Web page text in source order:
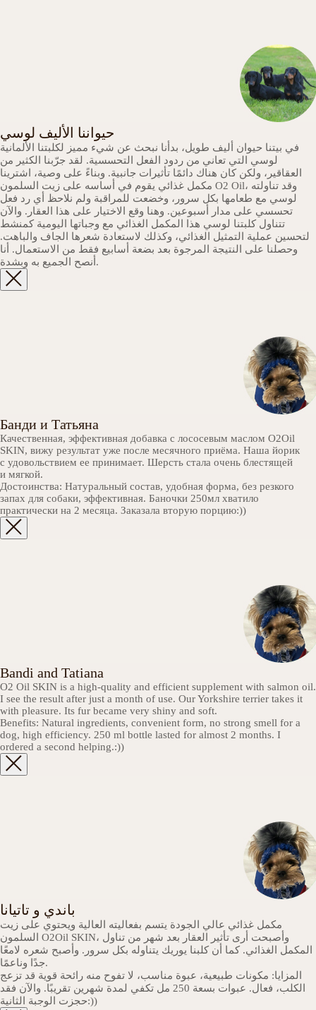
حيواننا الأليف لوسي
في بيتنا حيوان أليف طويل، بدأنا نبحث عن شيء مميز لكلبتنا الألمانية
لوسي التي تعاني من ردود الفعل التحسسية. لقد جرّبنا الكثير من
العقاقير، ولكن كان هناك دائمًا تأثيرات جانبية. وبناءً على وصية، اشترينا
مكمل غذائي يقوم في أساسه على زيت السلمون O2 Oil، وقد تناولته
لوسي مع طعامها بكل سرور، وخضعت للمراقبة ولم نلاحظ أي رد فعل
تحسسي على مدار أسبوعين. وهنا وقع الاختيار على هذا العقار. والآن
تتناول كلبتنا لوسي هذا المكمل الغذائي مع وجباتها اليومية كمنشط
لتحسين عملية التمثيل الغذائي، وكذلك لاستعادة شعرها الجاف والباهت.
وحصلنا على النتيجة المرجوة بعد بضعة أسابيع فقط من الاستعمال. أنا
أنصح الجميع به وبشدة.
Банди и Татьяна
Качественная, эффективная добавка с лососевым маслом О2Oil
SKIN, вижу результат уже после месячного приёма. Наша йорик
с удовольствием ее принимает. Шерсть стала очень блестящей
и мягкой.
Достоинства: Натуральный состав, удобная форма, без резкого
запах для собаки, эффективная. Баночки 250мл хватило
практически на 2 месяца. Заказала вторую порцию:))
Bandi and Tatiana
О2 Oil SKIN is a high-quality and efficient supplement with salmon oil.
I see the result after just a month of use. Our Yorkshire terrier takes it
with pleasure. Its fur became very shiny and soft.
Benefits: Natural ingredients, convenient form, no strong smell for a
dog, high efficiency. 250 ml bottle lasted for almost 2 months. I
ordered a second helping.:))
باندي و تاتيانا
مكمل غذائي عالي الجودة يتسم بفعاليته العالية ويحتوي على زيت
السلمون О2Oil SKIN، وأصبحت أرى تأثير العقار بعد شهر من تناول
المكمل الغذائي. كما أن كلبنا يوريك يتناوله بكل سرور. وأصبح شعره لامعًا
جدًا وناعمًا.
المزايا: مكونات طبيعية، عبوة مناسب، لا تفوح منه رائحة قوية قد تزعج
الكلب، فعال. عبوات بسعة 250 مل تكفي لمدة شهرين تقريبًا. والآن فقد
حجزت الوجبة الثانية:))